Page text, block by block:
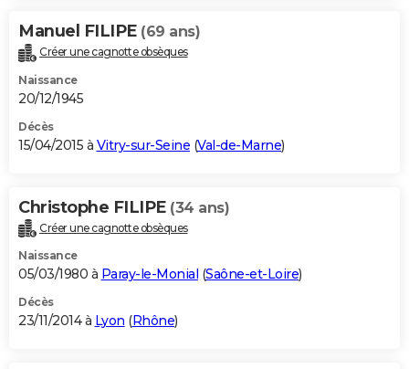
Manuel FILIPE (69 ans)
Créer une cagnotte obsèques
Naissance
20/12/1945
Décès
15/04/2015 à Vitry-sur-Seine (Val-de-Marne)
Christophe FILIPE (34 ans)
Créer une cagnotte obsèques
Naissance
05/03/1980 à Paray-le-Monial (Saône-et-Loire)
Décès
23/11/2014 à Lyon (Rhône)